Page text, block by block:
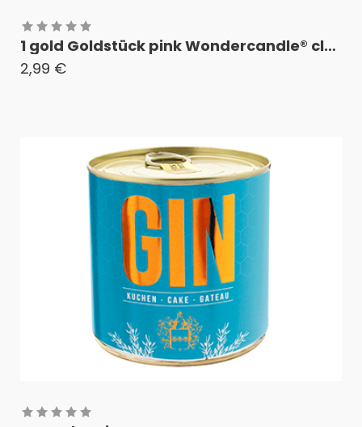
1 gold Goldstück pink Wondercandle® classic
2,99 €